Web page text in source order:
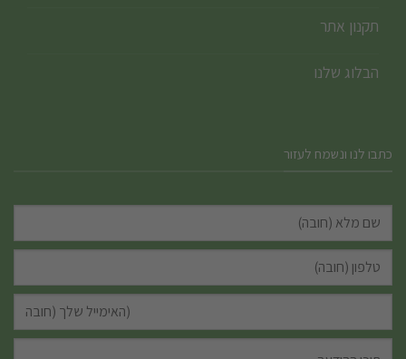
תקנון אתר
הבלוג שלנו
כתבו לנו ונשמח לעזור